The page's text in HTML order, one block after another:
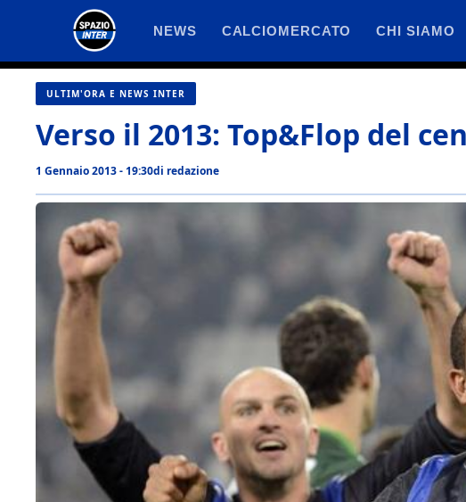
contenuto
NEWS CALCIOMERCATO CHI SIAMO
ULTIM'ORA E NEWS INTER
Verso il 2013: Top&Flop del
1 Gennaio 2013 - 19:30di redazione